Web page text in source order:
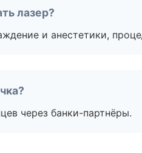
лазер?
и анестетики,
через банки-партнёры.